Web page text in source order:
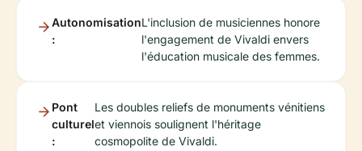
Autonomisation
:
L'inclusion de musiciennes honore
l'engagement de Vivaldi envers
l'éducation musicale des femmes.
Pont
culturel
:
Les doubles reliefs de monuments vénitiens
et viennois soulignent l'héritage
cosmopolite de Vivaldi.